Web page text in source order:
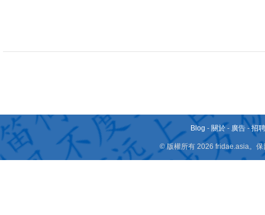
Blog - 關於 - 廣告 -招
© 版權所有 2026 fridae.asia。